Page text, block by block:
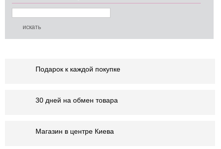
Подарок к каждой покупке
30 дней на обмен товара
Магазин в центре Киева